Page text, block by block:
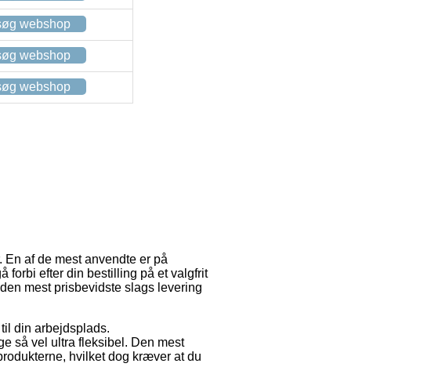
webshop
webshop
webshop
af de mest anvendte er på
forbi efter din bestilling på et valgfrit
mest prisbevidste slags levering
din arbejdsplads.
så vel ultra fleksibel. Den mest
hvilket dog kræver at du